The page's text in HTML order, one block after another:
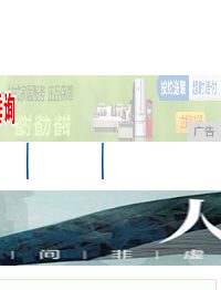
广告